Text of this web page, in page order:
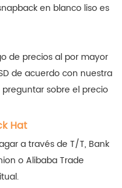
en blanco liso es
de precios al por mayor
de acuerdo con nuestra
sobre el precio
Hat
a través de T/T, Bank
o Alibaba Trade